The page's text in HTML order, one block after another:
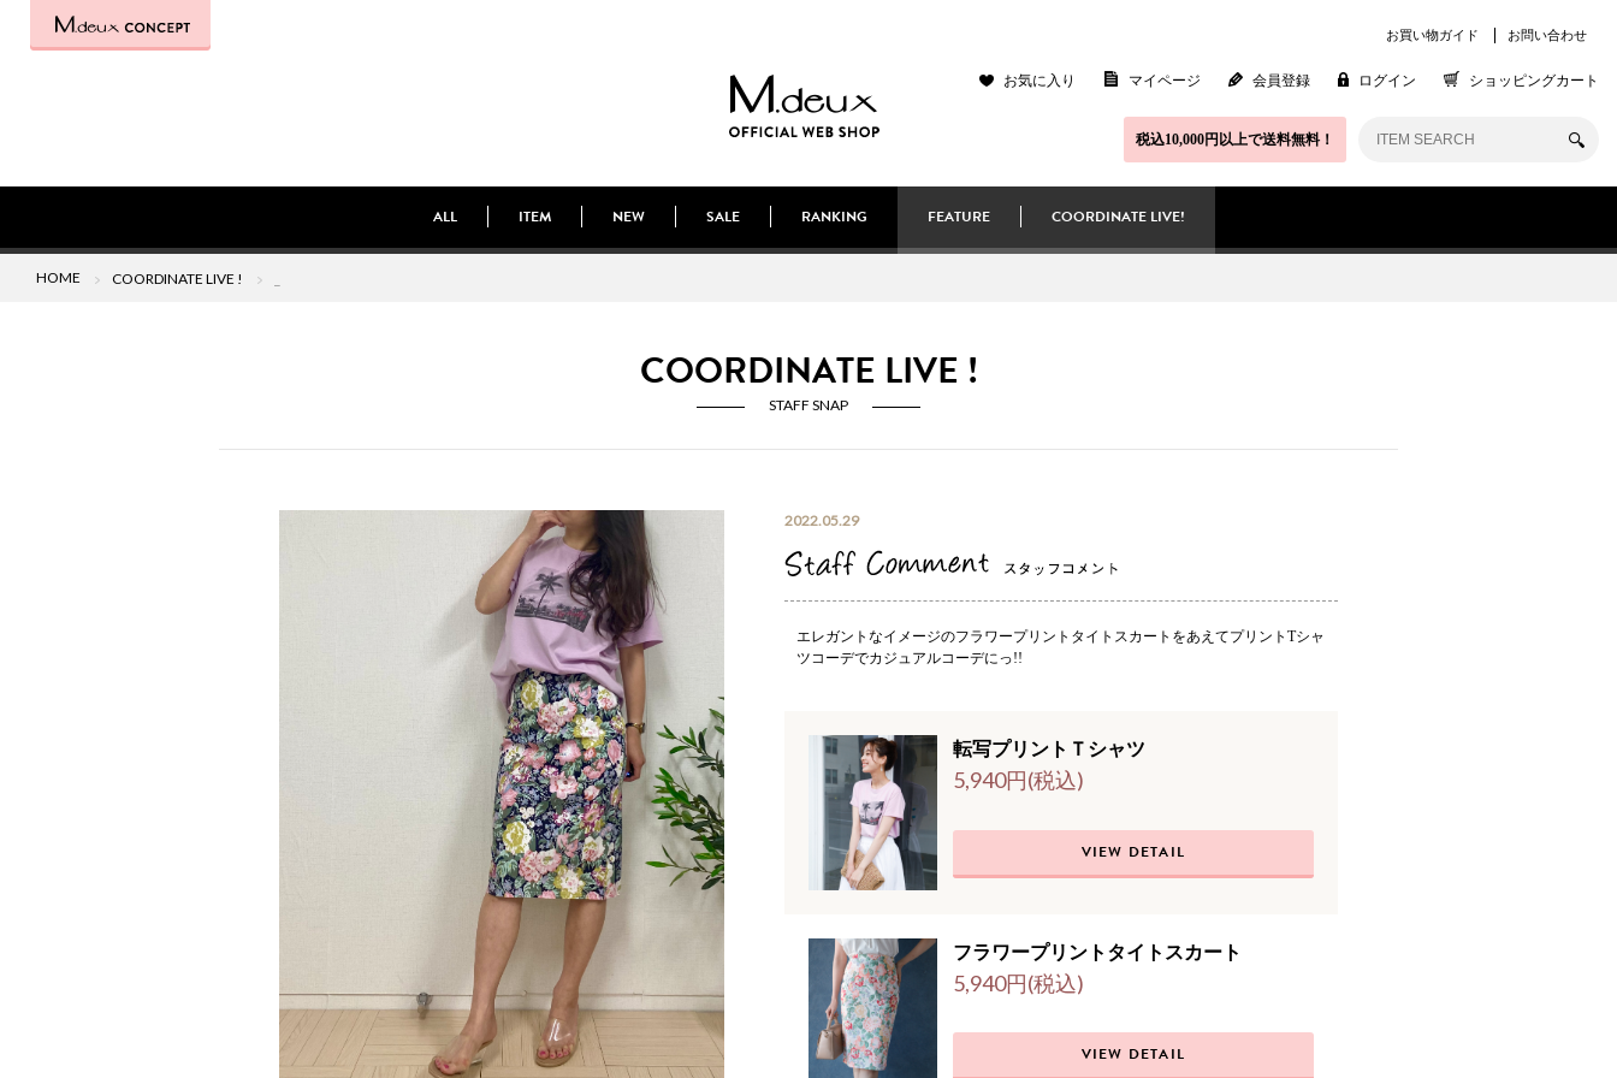
お買い物ガイド お問い合わせ
お気に入り マイページ 会員登録 ログイン ショッピングカート
税込10,000円以上で送料無料！
ALL ITEM NEW SALE RANKING FEATURE COORDINATE LIVE!
HOME COORDINATE LIVE !
COORDINATE LIVE !
STAFF SNAP
2022.05.29
エレガントなイメージのフラワープリントタイトスカートをあえてプリントTシャ
ツコーデでカジュアルコーデにっ!!
転写プリントＴシャツ
5,940円(税込)
VIEW DETAIL
フラワープリントタイトスカート
5,940円(税込)
VIEW DETAIL